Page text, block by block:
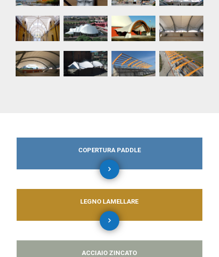
COPERTURA PADDLE
LEGNO LAMELLARE
ACCIAIO ZINCATO